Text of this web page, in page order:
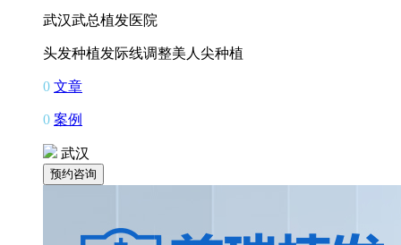
武汉武总植发医院
头发种植发际线调整美人尖种植
0 文章
0 案例
武汉